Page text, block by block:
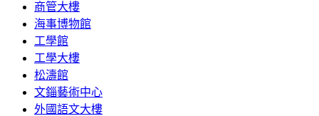
商管大樓
海事博物館
工學館
工學大樓
松濤館
文錙藝術中心
外國語文大樓